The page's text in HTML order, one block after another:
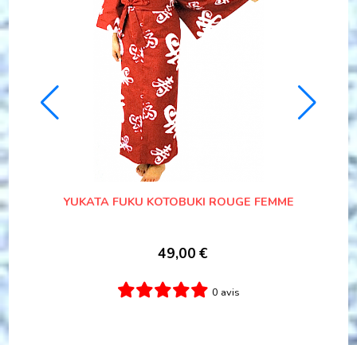
KIMONO JAPONAIS O HANAMI KINMOJI YUZEN
79,00€
1 avis